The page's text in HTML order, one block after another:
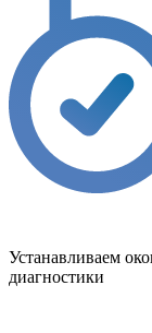
Устанавливаем
диагностики